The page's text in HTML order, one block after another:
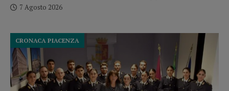
7 Agosto 2026
CRONACA PIACENZA